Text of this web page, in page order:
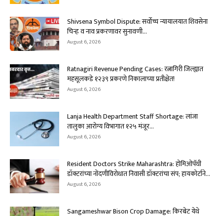
Shivsena Symbol Dispute: सर्वोच्च न्यायालयात शिवसेना
चिन्ह व नाव प्रकरणावर सुनावणी...
August 6, 2026
Ratnagiri Revenue Pending Cases: रत्नागिरी जिल्ह्यात
महसूलकडे १२३९ प्रकरणे निकालाच्या प्रतीक्षेत!
August 6, 2026
Lanja Health Department Staff Shortage: लांजा
तालुका आरोग्य विभागात १२५ मंजूर...
August 6, 2026
Resident Doctors Strike Maharashtra: होमिओपॅथी
डॉक्टरांच्या नोंदणीविरोधात निवासी डॉक्टरांचा संप; हायकोर्टाने...
August 6, 2026
Sangameshwar Bison Crop Damage: किरबेट येथे